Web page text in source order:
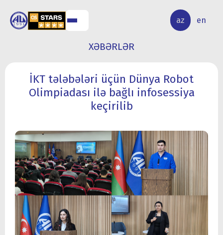
az en
ELMİ
TƏDQİQAT
XƏBƏRLƏR
İKT tələbələri üçün Dünya Robot
Olimpiadası ilə bağlı infosessiya
keçirilib